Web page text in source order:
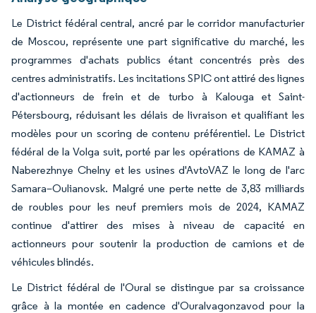
Le District fédéral central, ancré par le corridor manufacturier
de Moscou, représente une part significative du marché, les
programmes d'achats publics étant concentrés près des
centres administratifs. Les incitations SPIC ont attiré des lignes
d'actionneurs de frein et de turbo à Kalouga et Saint-
Pétersbourg, réduisant les délais de livraison et qualifiant les
modèles pour un scoring de contenu préférentiel. Le District
fédéral de la Volga suit, porté par les opérations de KAMAZ à
Naberezhnye Chelny et les usines d'AvtoVAZ le long de l'arc
Samara–Oulianovsk. Malgré une perte nette de 3,83 milliards
de roubles pour les neuf premiers mois de 2024, KAMAZ
continue d'attirer des mises à niveau de capacité en
actionneurs pour soutenir la production de camions et de
véhicules blindés.
Le District fédéral de l'Oural se distingue par sa croissance
grâce à la montée en cadence d'Ouralvagonzavod pour la